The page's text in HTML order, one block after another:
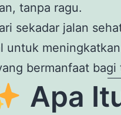
tanpa ragu.
sekadar jalan
untuk
bermanfaat bagi
Apa